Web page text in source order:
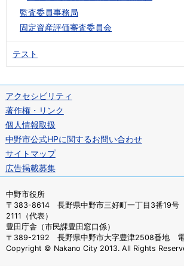
監査委員事務局
固定資産評価審査委員会
テスト
アクセシビリティ
著作権・リンク
個人情報取扱
中野市公式HPに関するお問い合わせ
サイトマップ
広告掲載募集
中野市役所
〒383-8614 長野県中野市三好町一丁目3番19
2111（代表）
豊田庁舎（市民課豊田窓口係）
〒389-2192 長野県中野市大字豊津2508番地
Copyright © Nakano City 2013. All Rights